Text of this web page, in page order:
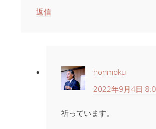
返信
honmoku
2022年9月4日
祈っています。